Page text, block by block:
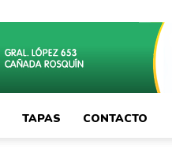
TAPAS CONTACTO